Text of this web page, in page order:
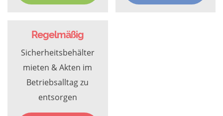
Regelmäßig
Sicherheitsbehälter
mieten & Akten im
Betriebsalltag zu
entsorgen